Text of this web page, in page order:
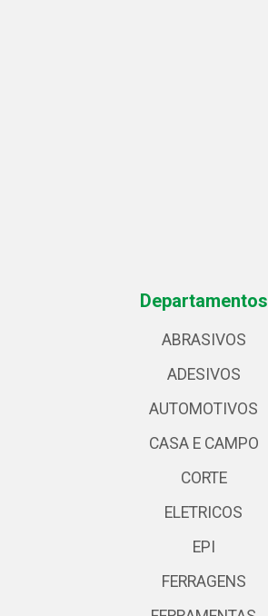
Departamentos
ABRASIVOS
ADESIVOS
AUTOMOTIVOS
CASA E CAMPO
CORTE
ELETRICOS
EPI
FERRAGENS